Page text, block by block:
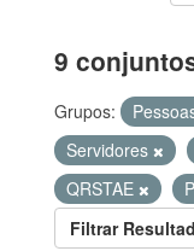
9
Grupos:
Servidores
QRSTAE
Filtrar